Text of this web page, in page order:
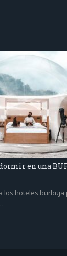
en una
los hoteles